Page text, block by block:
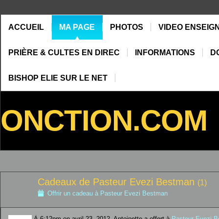
ACCUEIL MA PAGE PHOTOS VIDEO
PRIÈRE & CULTES EN DIREC INFORMATIONS
BISHOP ELIE SUR LE NET
ONCTION.COM
Cadeaux de Pasteur Evezi Bestman (1)
Offrir un cadeau à Pasteur Evezi Bestman